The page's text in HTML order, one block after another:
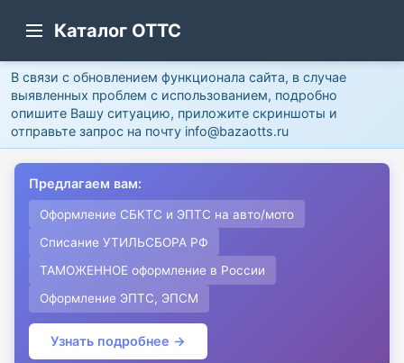
Каталог ОТТС
В связи с обновлением функционала сайта, в случае
выявленных проблем с использованием, подробно
опишите Вашу ситуацию, приложите скриншоты и
отправьте запрос на почту info@bazaotts.ru
Предлагаем вам:
Оформление СБКТС и ЭПТС на авто/мото
Списание УТИЛЬСБОРА РФ
ТАМОЖЕННОЕ оформление в России
Оформление ЭПТС, ЭПСМ
Узнать подробнее →